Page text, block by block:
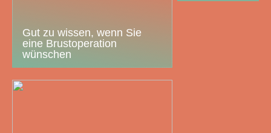
Gut zu wissen, wenn Sie
eine Brustoperation
wünschen